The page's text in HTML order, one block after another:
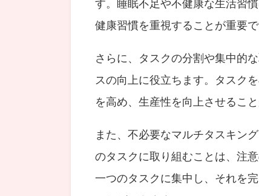
す。睡眠不足や不健康な生活習
健康習慣を重視することが重要で
さらに、タスクの分割や集中的
スの向上に役立ちます。タスク
を高め、生産性を向上させること
また、不必要なマルチタスキン
のタスクに取り組むことは、注
一つのタスクに集中し、それを